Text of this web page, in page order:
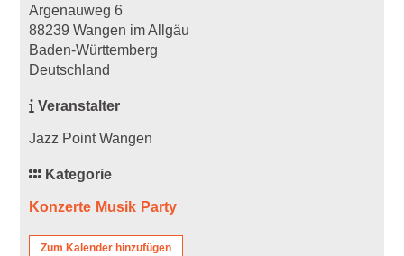
Argenauweg 6
88239 Wangen im Allgäu
Baden-Württemberg
Deutschland
Veranstalter
Jazz Point Wangen
Kategorie
Konzerte Musik Party
Zum Kalender hinzufügen